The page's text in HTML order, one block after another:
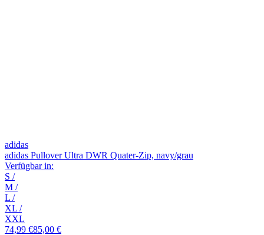
adidas
adidas Pullover Ultra DWR Quater-Zip, navy/grau
Verfügbar in:
S /
M /
L /
XL /
XXL
74,99 €85,00 €